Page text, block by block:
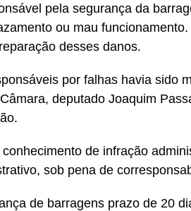
pela segurança da
ou mau
desses danos.
por falhas havia sido
deputado Joaquim
de infração
sob pena de
de barragens prazo de 20